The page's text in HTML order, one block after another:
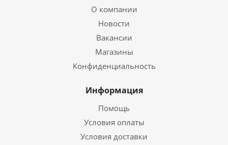
О компании
Новости
Вакансии
Магазины
Конфиденциальность
Информация
Помощь
Условия оплаты
Условия доставки